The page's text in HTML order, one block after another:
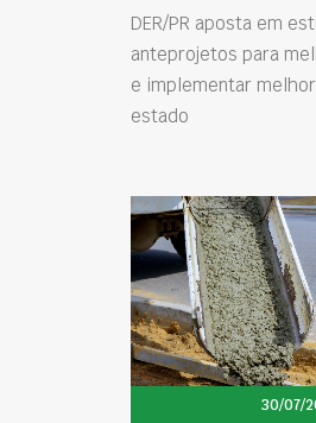
DER/PR aposta em
anteprojetos para
e implementar
estado
30/07/